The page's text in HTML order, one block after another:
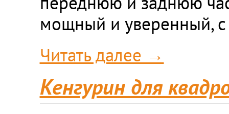
мощный и уверенный, с
Читать далее →
Кенгурин для